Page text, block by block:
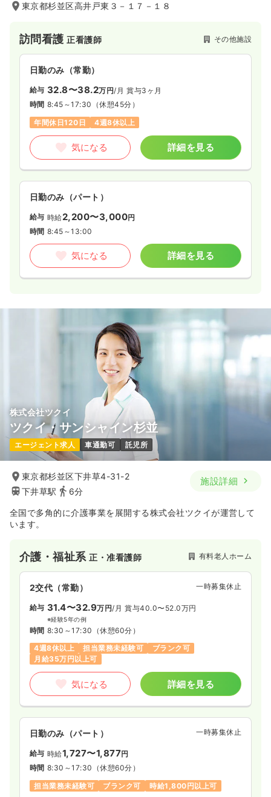
東京都杉並区高井戸東３－１７－１８
訪問看護正看護師 その他施設
日勤のみ（常勤）
給与 32.8〜38.2万円/月 賞与3ヶ月
時間 8:45～17:30 （休憩45分）
年間休日120日
4週8休以上
気になる 詳細を見る
日勤のみ（パート）
給与 時給2,200〜3,000円
時間 8:45～13:00
気になる 詳細を見る
株式会社ツクイ
ツクイ・サンシャイン杉並
エージェント求人 車通勤可 託児所
東京都杉並区下井草4-31-2
下井草駅
6分
施設詳細
全国で多角的に介護事業を展開する株式会社ツクイが運営して
います。
介護・福祉系正・准看護師 有料老人ホーム
2交代（常勤） 一時募集休止
給与 31.4〜32.9万円/月 賞与40.0〜52.0万円
※経験5年の例
時間 8:30～17:30 （休憩60分）
4週8休以上
担当業務未経験可
ブランク可
月給35万円以上可
気になる 詳細を見る
日勤のみ（パート） 一時募集休止
給与 時給1,727〜1,877円
時間 8:30～17:30 （休憩60分）
担当業務未経験可
ブランク可 時給1,800円以上可